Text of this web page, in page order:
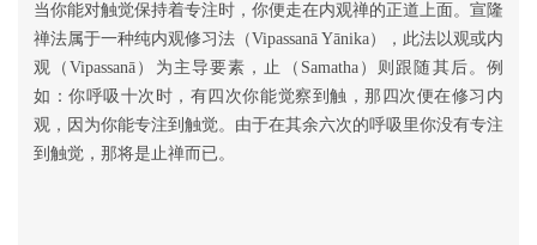
当你能对触觉保持着专注时，你便走在内观禅的正道上面。宣隆
禅法属于一种纯内观修习法（Vipassanā Yānika），此法以观或内
观（Vipassanā）为主导要素，止（Samatha）则跟随其后。例
如：你呼吸十次时，有四次你能觉察到触，那四次便在修习内
观，因为你能专注到触觉。由于在其余六次的呼吸里你没有专注
到触觉，那将是止禅而已。